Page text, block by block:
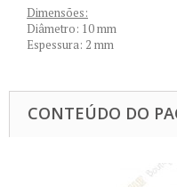
Dimensões:
Diâmetro: 10 mm
Espessura: 2 mm
CONTEÚDO DO